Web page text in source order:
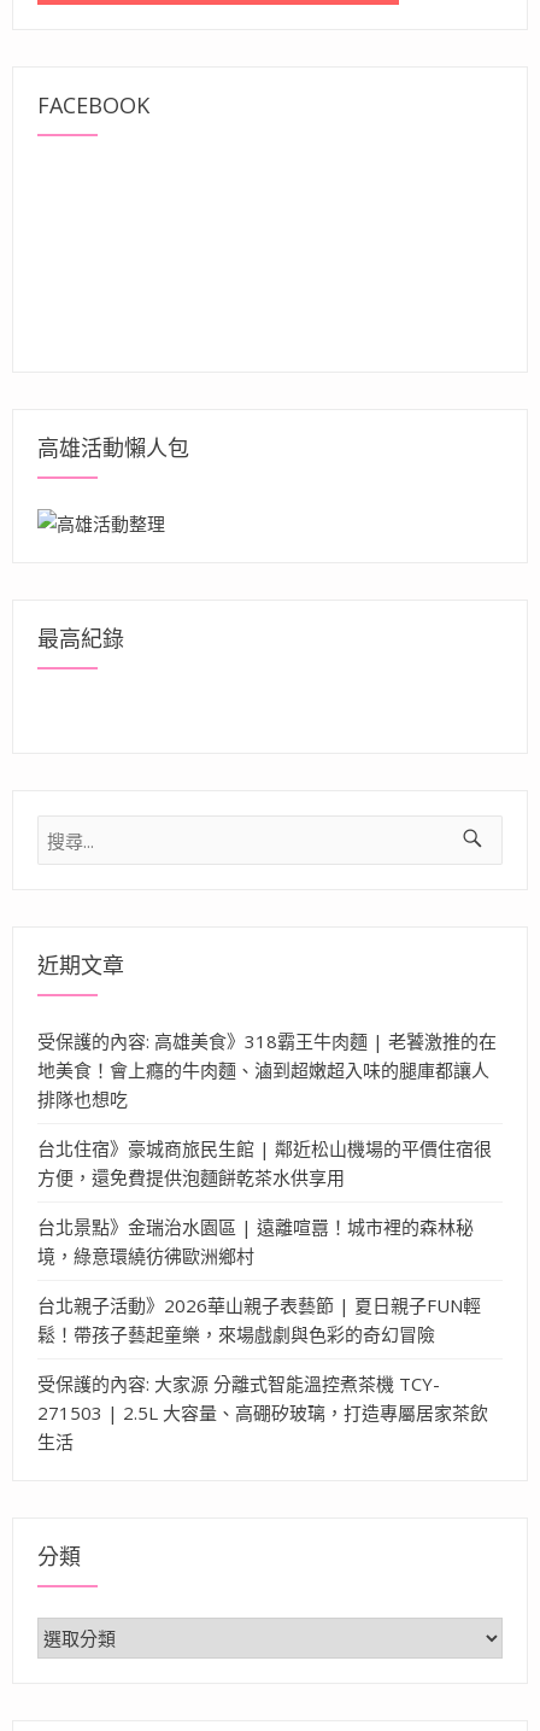
FACEBOOK
高雄活動懶人包
最高紀錄
搜
尋
近期文章
受保護的內容: 高雄美食》318霸王牛肉麵 | 老饕激推的在
地美食！會上癮的牛肉麵、滷到超嫩超入味的腿庫都讓人
排隊也想吃
台北住宿》豪城商旅民生館 | 鄰近松山機場的平價住宿很
方便，還免費提供泡麵餅乾茶水供享用
台北景點》金瑞治水園區 | 遠離喧囂！城市裡的森林秘
境，綠意環繞彷彿歐洲鄉村
台北親子活動》2026華山親子表藝節 | 夏日親子FUN輕
鬆！帶孩子藝起童樂，來場戲劇與色彩的奇幻冒險
受保護的內容: 大家源 分離式智能溫控煮茶機 TCY-
271503 | 2.5L 大容量、高硼矽玻璃，打造專屬居家茶飲
生活
分類
分
類